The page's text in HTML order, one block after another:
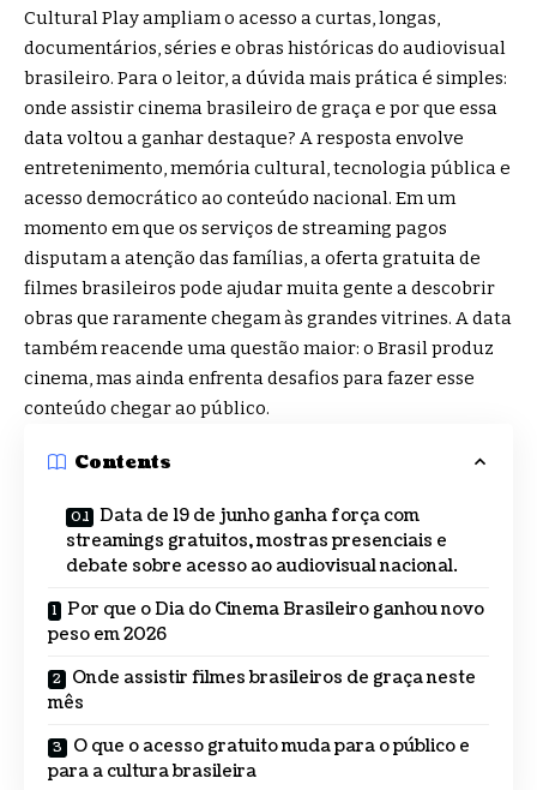
Cultural Play ampliam o acesso a curtas, longas,
documentários, séries e obras históricas do audiovisual
brasileiro. Para o leitor, a dúvida mais prática é simples:
onde assistir cinema brasileiro de graça e por que essa
data voltou a ganhar destaque? A resposta envolve
entretenimento, memória cultural, tecnologia pública e
acesso democrático ao conteúdo nacional. Em um
momento em que os serviços de streaming pagos
disputam a atenção das famílias, a oferta gratuita de
filmes brasileiros pode ajudar muita gente a descobrir
obras que raramente chegam às grandes vitrines. A data
também reacende uma questão maior: o Brasil produz
cinema, mas ainda enfrenta desafios para fazer esse
conteúdo chegar ao público.
Contents
Data de 19 de junho ganha força com
streamings gratuitos, mostras presenciais e
debate sobre acesso ao audiovisual nacional.
Por que o Dia do Cinema Brasileiro ganhou novo
peso em 2026
Onde assistir filmes brasileiros de graça neste
mês
O que o acesso gratuito muda para o público e
para a cultura brasileira